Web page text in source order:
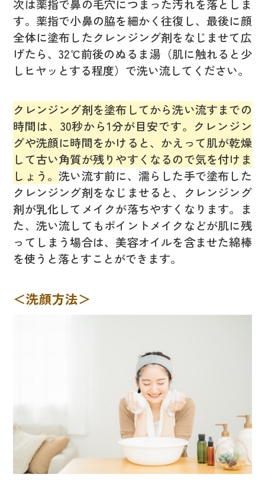
次は薬指で鼻の毛穴につまった汚れを落としま
す。薬指で小鼻の脇を細かく往復し、最後に顔
全体に塗布したクレンジング剤をなじませて広
げたら、32℃前後のぬるま湯（肌に触れると少
しヒヤッとする程度）で洗い流してください。
クレンジング剤を塗布してから洗い流すまでの
時間は、30秒から1分が目安です。クレンジン
グや洗顔に時間をかけると、かえって肌が乾燥
して古い角質が残りやすくなるので気を付けま
しょう。洗い流す前に、濡らした手で塗布した
クレンジング剤をなじませると、クレンジング
剤が乳化してメイクが落ちやすくなります。ま
た、洗い流してもポイントメイクなどが肌に残
ってしまう場合は、美容オイルを含ませた綿棒
を使うと落とすことができます。
＜洗顔方法＞